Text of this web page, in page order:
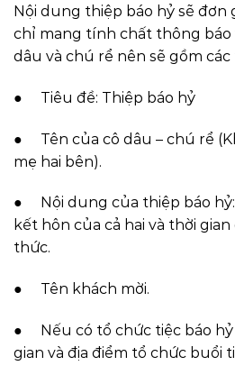
Nội dung thiệp báo hỷ sẽ đơn
chỉ mang tính chất thông báo
dâu và chú rể nên sẽ gồm
● Tiêu đề: Thiệp báo hỷ
● Tên của cô dâu – chú rể
mẹ hai bên).
● Nội dung của thiệp báo hỷ:
kết hôn của cả hai và thời
thức.
● Tên khách mời.
● Nếu có tổ chức tiệc báo
gian và địa điểm tổ chức buổi